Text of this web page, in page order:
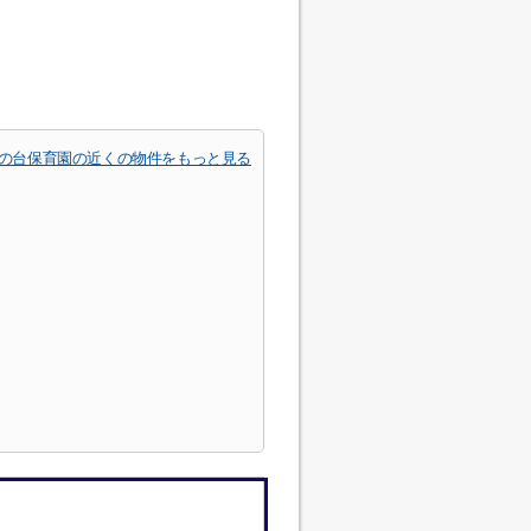
台保育園の近くの物件をもっと見る